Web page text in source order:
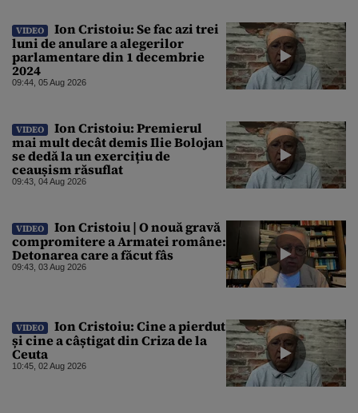
VIDEO
Ion Cristoiu: Se fac azi trei
luni de anulare a alegerilor
parlamentare din 1 decembrie
2024
09:44, 05 Aug 2026
VIDEO
Ion Cristoiu: Premierul
mai mult decât demis Ilie Bolojan
se dedă la un exercițiu de
ceaușism răsuflat
09:43, 04 Aug 2026
VIDEO
Ion Cristoiu | O nouă gravă
compromitere a Armatei române:
Detonarea care a făcut fâs
09:43, 03 Aug 2026
VIDEO
Ion Cristoiu: Cine a pierdut
și cine a câștigat din Criza de la
Ceuta
10:45, 02 Aug 2026